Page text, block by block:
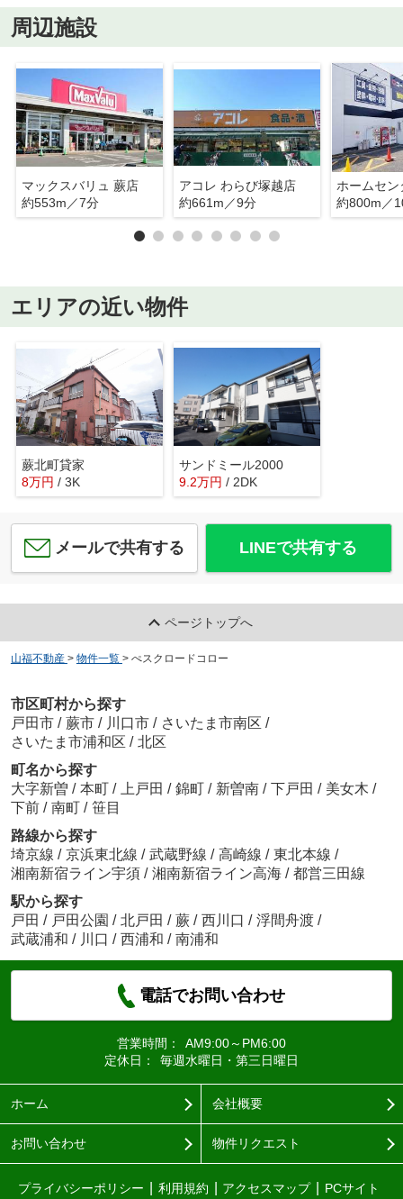
周辺施設
マックスバリュ 蕨店
約553m／7分
アコレ わらび塚越店
約661m／9分
約800m／
エリアの近い物件
蕨北町貸家
8万円 / 3K
サンドミール2000
9.2万円 / 2DK
メールで共有する LINEで共有する
ページトップへ
山福不動産 > 物件一覧 > ぺスクロードコロー
市区町村から探す
戸田市 / 蕨市 / 川口市 / さいたま市南区 /
さいたま市浦和区 / 北区
町名から探す
大字新曽 / 本町 / 上戸田 / 錦町 / 新曽南 / 下戸田 / 美女木 /
下前 / 南町 / 笹目
路線から探す
埼京線 / 京浜東北線 / 武蔵野線 / 高崎線 / 東北本線 /
湘南新宿ライン宇須 / 湘南新宿ライン高海 / 都営三田線
駅から探す
戸田 / 戸田公園 / 北戸田 / 蕨 / 西川口 / 浮間舟渡 /
武蔵浦和 / 川口 / 西浦和 / 南浦和
電話でお問い合わせ
営業時間：
AM9:00～PM6:00
定休日：
毎週水曜日・第三日曜日
ホーム 会社概要
お問い合わせ 物件リクエスト
プライバシーポリシー 利用規約 アクセスマップ PCサイト